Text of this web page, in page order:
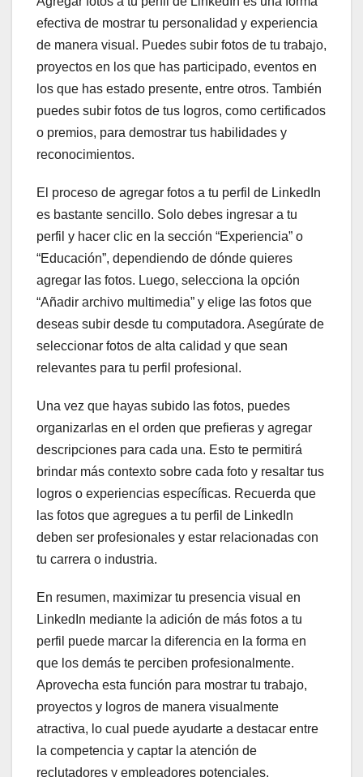
efectiva de mostrar tu personalidad y experiencia
de manera visual. Puedes subir fotos de tu trabajo,
proyectos en los que has participado, eventos en
los que has estado presente, entre otros. También
puedes subir fotos de tus logros, como certificados
o premios, para demostrar tus habilidades y
reconocimientos.
El proceso de agregar fotos a tu perfil de LinkedIn
es bastante sencillo. Solo debes ingresar a tu
perfil y hacer clic en la sección “Experiencia” o
“Educación”, dependiendo de dónde quieres
agregar las fotos. Luego, selecciona la opción
“Añadir archivo multimedia” y elige las fotos que
deseas subir desde tu computadora. Asegúrate de
seleccionar fotos de alta calidad y que sean
relevantes para tu perfil profesional.
Una vez que hayas subido las fotos, puedes
organizarlas en el orden que prefieras y agregar
descripciones para cada una. Esto te permitirá
brindar más contexto sobre cada foto y resaltar tus
logros o experiencias específicas. Recuerda que
las fotos que agregues a tu perfil de LinkedIn
deben ser profesionales y estar relacionadas con
tu carrera o industria.
En resumen, maximizar tu presencia visual en
LinkedIn mediante la adición de más fotos a tu
perfil puede marcar la diferencia en la forma en
que los demás te perciben profesionalmente.
Aprovecha esta función para mostrar tu trabajo,
proyectos y logros de manera visualmente
atractiva, lo cual puede ayudarte a destacar entre
la competencia y captar la atención de
reclutadores y empleadores potenciales.